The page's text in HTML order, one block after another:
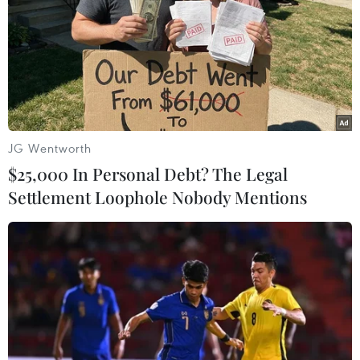
Hiện, chưa có đơn vị vận tải nào kê khai tăng giá vé xe khách
trong dịp nghỉ lễ 30/4 và 1/5. (Ảnh: Việt Hùng/Vietnam+)
“Các bến xe Giáp Bát, Mỹ Đình, Gia Lâm sẽ có
lượt khách tăng từ 150-300% so với ngày
thường, một số tuyến dự kiến sẽ có lượng hành
JG Wentworth
$25,000 In Personal Debt? The Legal
Settlement Loophole Nobody Mentions